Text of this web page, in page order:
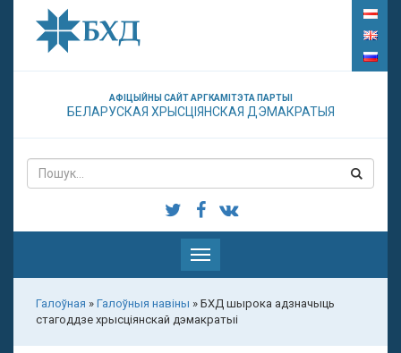
АФІЦЫЙНЫ САЙТ АРГКАМІТЭТА ПАРТЫІ
БЕЛАРУСКАЯ ХРЫСЦІЯНСКАЯ ДЭМАКРАТЫЯ
Паказаць
меню
Галоўная » Галоўныя навіны » БХД шырока адзначыць
стагоддзе хрысціянскай дэмакратыі